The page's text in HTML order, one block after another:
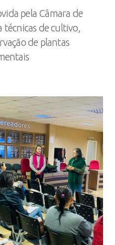
pela Câmara de
técnicas de cultivo,
de plantas